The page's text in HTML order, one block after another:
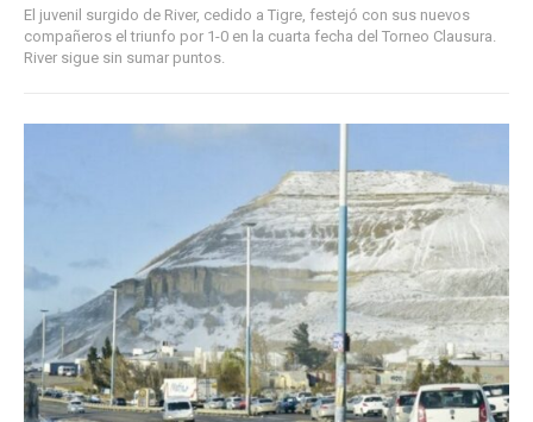
El juvenil surgido de River, cedido a Tigre, festejó con sus nuevos
compañeros el triunfo por 1-0 en la cuarta fecha del Torneo Clausura.
River sigue sin sumar puntos.